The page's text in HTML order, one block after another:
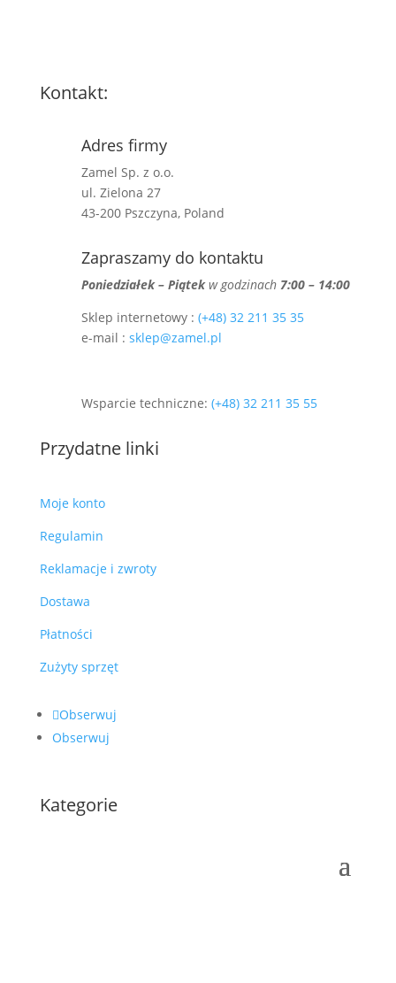
Kontakt:
Adres firmy
Zamel Sp. z o.o.
ul. Zielona 27
43-200 Pszczyna, Poland
Zapraszamy do kontaktu
Poniedziałek – Piątek w godzinach7:00 – 14:00
Sklep internetowy : (+48) 32 211 35 35
e-mail : sklep@zamel.pl
Wsparcie techniczne: (+48) 32 211 35 55
Przydatne linki
Moje konto
Regulamin
Reklamacje i zwroty
Dostawa
Płatności
Zużyty sprzęt
Obserwuj
Obserwuj
Kategorie